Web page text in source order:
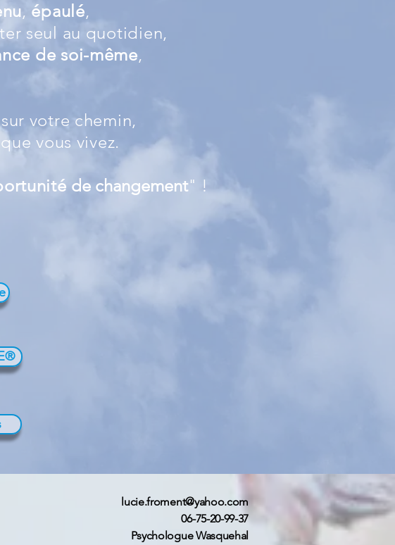
, épaulé,
seul au quotidien,
de soi-même,
votre chemin,
vous vivez.
de changement" !
lucie.froment@yahoo.com
06-75-20-99-37
Psychologue Wasquehal